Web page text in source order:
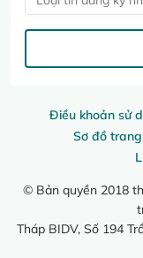
Điều khoản sử
Sơ đồ trang
© Bản quyền 2018
Tháp BIDV, Số 194